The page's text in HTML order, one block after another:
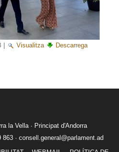
Visualitza Descarrega
la Vella · Principat d'Andorra
· consell.general@parlament.ad